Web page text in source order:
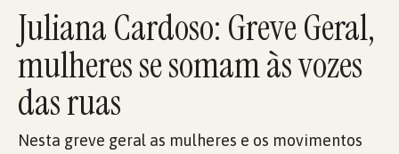
Juliana Cardoso: Greve Geral,
mulheres se somam às vozes
das ruas
Nesta greve geral as mulheres e os movimentos